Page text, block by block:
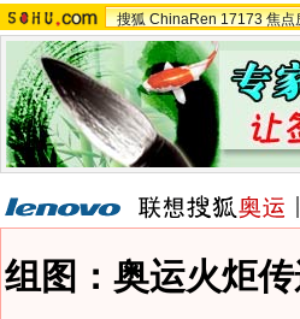
搜狐 ChinaRen 17173 焦点
组图：奥运火炬